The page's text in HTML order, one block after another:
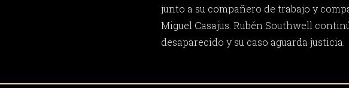
junto a su compañero de trabajo y
Miguel Casajus. Rubén Southwell
desaparecido y su caso aguarda justicia.